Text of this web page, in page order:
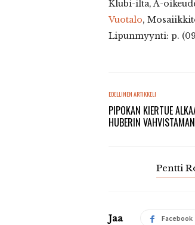
Klubi-ilta, A-
Vuotalo,
Lipunmyynti: p.
EDELLINEN ARTIKKELI
PIPOKAN KIERTUE
HUBERIN
Pentti
Jaa Facebook